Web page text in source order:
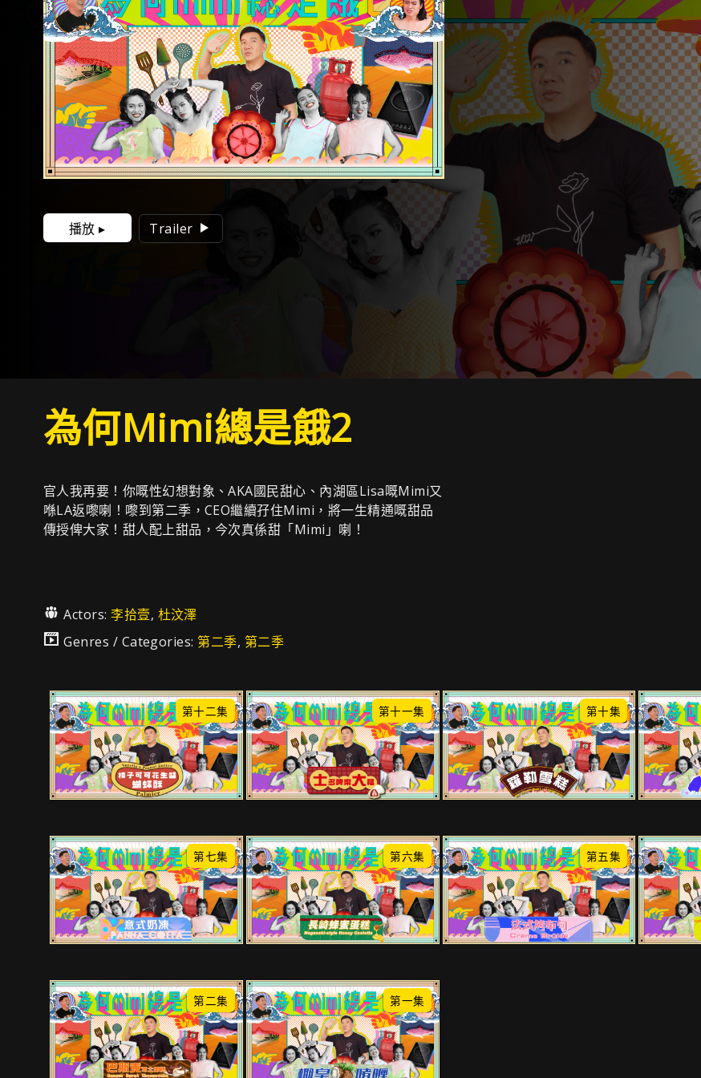
播放 ▸ Trailer
為何Mimi總是餓2
官人我再要！你嘅性幻想對象、AKA國民甜心、內湖區Lisa嘅Mimi又
喺LA返嚟喇！嚟到第二季，CEO繼續孖住Mimi，將一生精通嘅甜品
傳授俾大家！甜人配上甜品，今次真係甜「Mimi」喇！
Actors:李拾壹, 杜汶澤
Genres / Categories: 第二季, 第二季
第十二集 第十一集 第十集
第七集 第六集 第五集
第二集 第一集